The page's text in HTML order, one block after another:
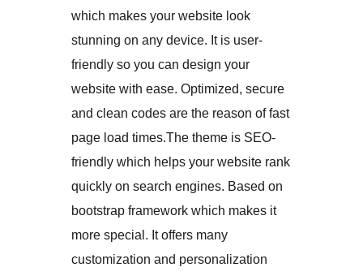
which makes your website look
stunning on any device. It is user-
friendly so you can design your
website with ease. Optimized, secure
and clean codes are the reason of fast
page load times.The theme is SEO-
friendly which helps your website rank
quickly on search engines. Based on
bootstrap framework which makes it
more special. It offers many
customization and personalization